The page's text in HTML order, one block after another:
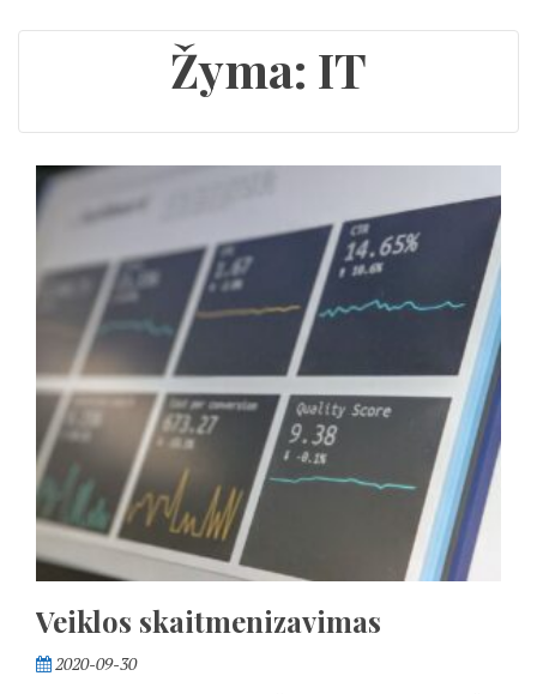
Žyma: IT
Veiklos skaitmenizavimas
2020-09-30